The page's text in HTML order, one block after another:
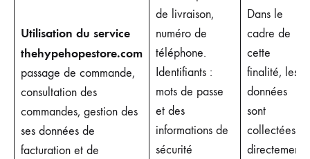
Utilisation du service
thehypehopestore.com
passage de commande,
consultation des
commandes, gestion des
ses données de
facturation et de
de livraison,
numéro de
téléphone.
Identifiants :
mots de passe
et des
informations de
sécurité
Dans le
cadre de
cette
finalité, les
données
sont
collectées
directement